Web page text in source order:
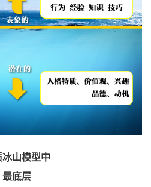
山模型中
最底层